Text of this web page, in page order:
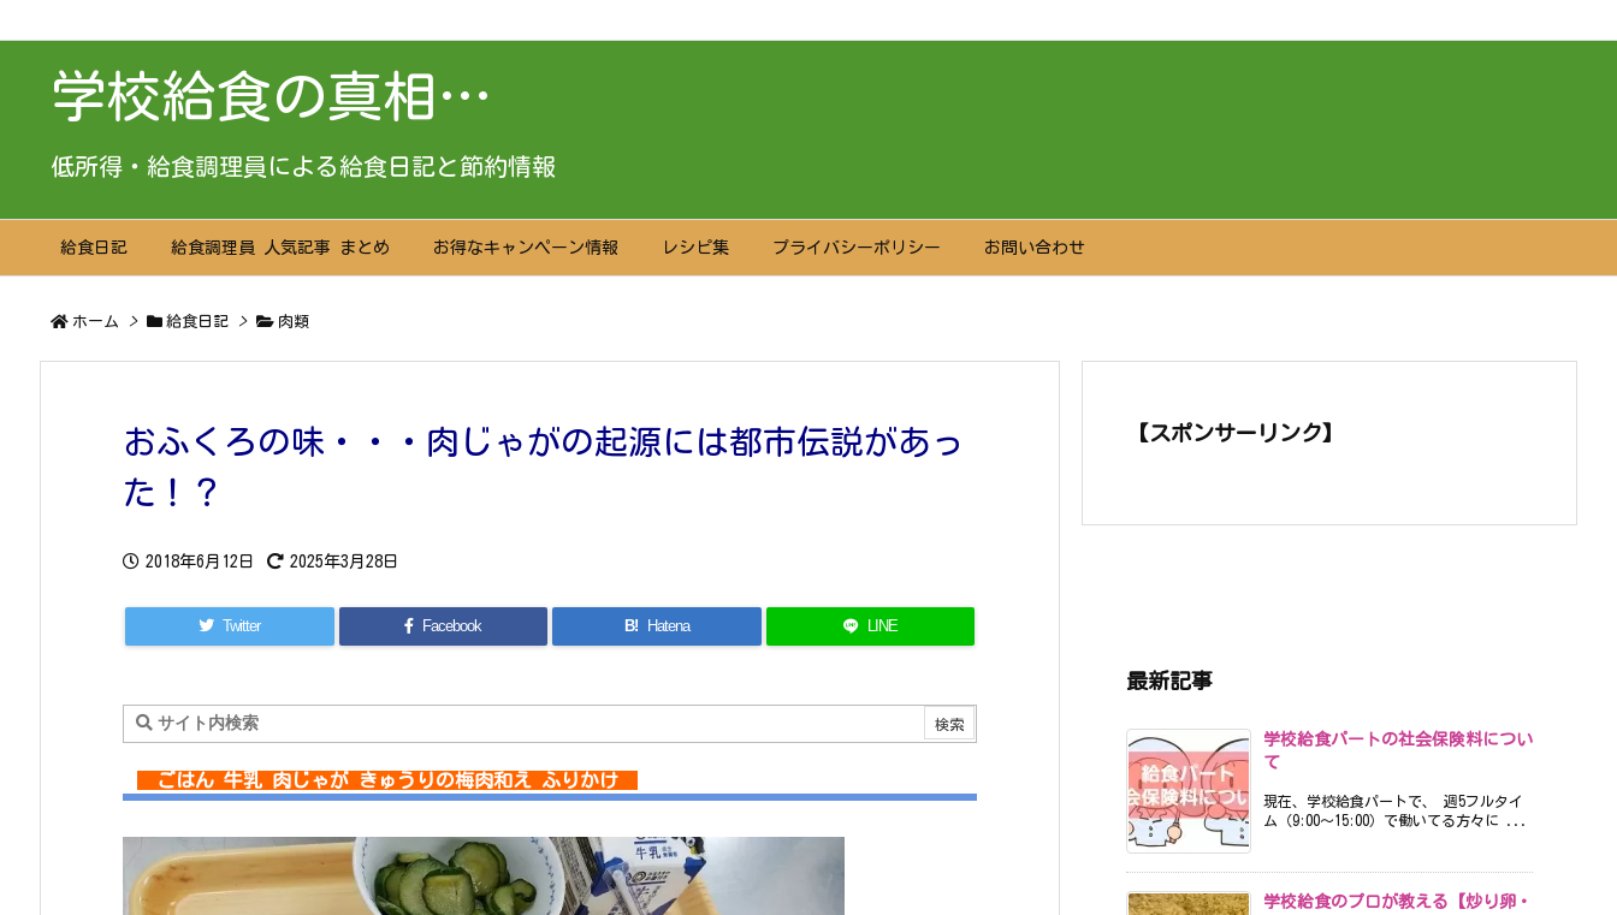
学校給食の真相…
低所得・給食調理員による給食日記と節約情報
給食日記 給食調理員 人気記事 まとめ お得なキャンペーン情報 レシピ集 プライバシーポリシー お問い合わせ
ホーム > 給食日記 > 肉類
おふくろの味・・・肉じゃがの起源には都市伝説があっ
た！？
2018年6月12日 2025年3月28日
Twitter Facebook B! Hatena LINE
ごはん 牛乳 肉じゃが きゅうりの梅肉和え ふりかけ
【スポンサーリンク】
最新記事
学校給食パートの社会保険料につい
て
現在、学校給食パートで、 週5フルタイ
ム（9:00〜15:00）で働いてる方々に ...
学校給食のプロが教える【炒り卵・